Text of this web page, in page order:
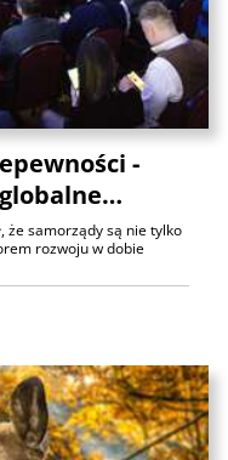
-
że samorządy są nie tylko
rozwoju w dobie